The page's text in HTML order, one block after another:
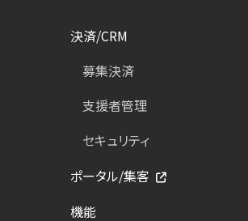
決済/CRM
募集決済
支援者管理
セキュリティ
ポータル/集客
機能